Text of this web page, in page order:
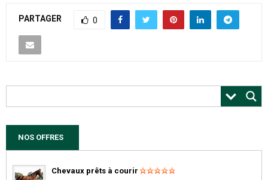
PARTAGER 0
NOS OFFRES
Chevaux prêts à courir